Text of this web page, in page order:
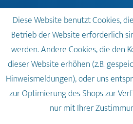
Diese Website benutzt Cookies,
Betrieb der Website erforderlich
werden. Andere Cookies, die den
dieser Website erhöhen (z.B.
Hinweismeldungen), oder uns
zur Optimierung des Shops zur
nur mit Ihrer